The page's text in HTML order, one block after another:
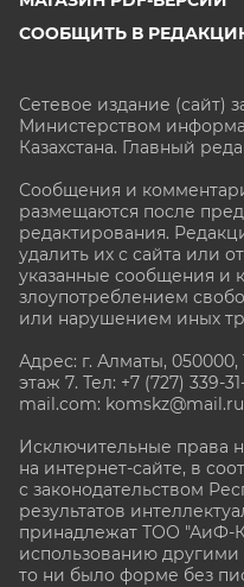
СООБЩИТЬ В
Сетевое издание (сайт)
Министерством
Казахстана. Главный
Сообщения и
размещаются после
редактирования.
удалить их с сайта или
указанные сообщения и
злоупотреблением
или нарушением иных
Адрес: г. Алматы, 050000,
этаж 7. Тел: +7 (727) 339-
mail.com: komskz@mail.ru
Исключительные права
на интернет-сайте, в
с законодательством
результатов
принадлежат ТОО "АиФ-
использованию
то ни было форме без